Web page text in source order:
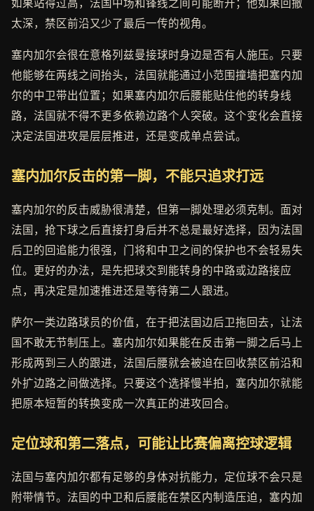
如果站得过高，法国中场和锋线之间可能断开；他如果回撤
太深，禁区前沿又少了最后一传的视角。
塞内加尔会很在意格列兹曼接球时身边是否有人施压。只要
他能够在两线之间抬头，法国就能通过小范围撞墙把塞内加
尔的中卫带出位置；如果塞内加尔后腰能贴住他的转身线
路，法国就不得不更多依赖边路个人突破。这个变化会直接
决定法国进攻是层层推进，还是变成单点尝试。
塞内加尔反击的第一脚，不能只追求打远
塞内加尔的反击威胁很清楚，但第一脚处理必须克制。面对
法国，抢下球之后直接打身后并不总是最好选择，因为法国
后卫的回追能力很强，门将和中卫之间的保护也不会轻易失
位。更好的办法，是先把球交到能转身的中路或边路接应
点，再决定是加速推进还是等待第二人跟进。
萨尔一类边路球员的价值，在于把法国边后卫拖回去，让法
国不敢无节制压上。塞内加尔如果能在反击第一脚之后马上
形成两到三人的跟进，法国后腰就会被迫在回收禁区前沿和
外扩边路之间做选择。只要这个选择慢半拍，塞内加尔就能
把原本短暂的转换变成一次真正的进攻回合。
定位球和第二落点，可能让比赛偏离控球逻辑
法国与塞内加尔都有足够的身体对抗能力，定位球不会只是
附带情节。法国的中卫和后腰能在禁区内制造压迫，塞内加